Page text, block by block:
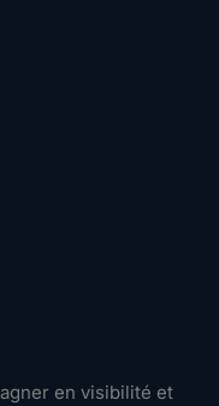
en visibilité et